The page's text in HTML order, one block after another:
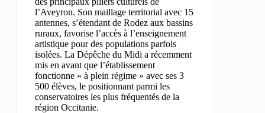
l’Aveyron. Son maillage territorial avec 15
antennes, s’étendant de Rodez aux bassins
ruraux, favorise l’accès à l’enseignement
artistique pour des populations parfois
isolées. La Dépêche du Midi a récemment
mis en avant que l’établissement
fonctionne « à plein régime » avec ses 3
500 élèves, le positionnant parmi les
conservatoires les plus fréquentés de la
région Occitanie.